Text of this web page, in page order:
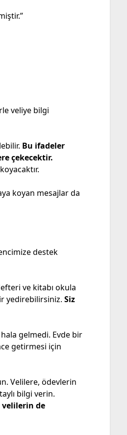
veliye bilgi
Bu ifadeler
çekecektir.
koyan mesajlar da
destek
ve kitabı okula
yedirebilirsiniz. Siz
gelmedi. Evde bir
getirmesi için
Velilere, ödevlerin
bilgi verin.
velilerin de